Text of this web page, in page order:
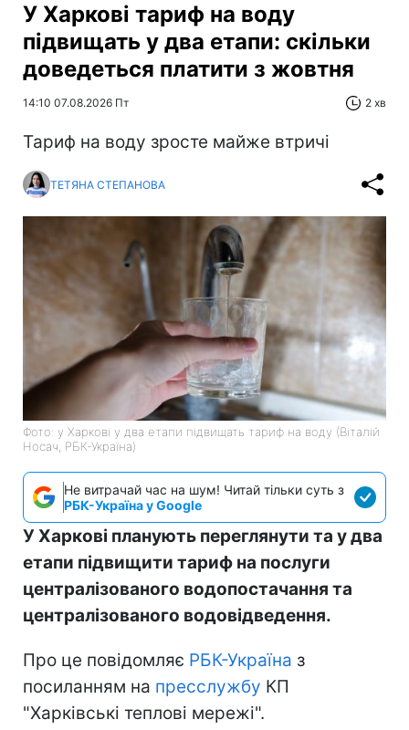
У Харкові тариф на воду
підвищать у два етапи: скільки
доведеться платити з жовтня
14:10 07.08.2026 Пт 2 хв
Тариф на воду зросте майже втричі
ТЕТЯНА СТЕПАНОВА
Фото: у Харкові у два етапи підвищать тариф на воду (Віталій
Носач, РБК-Україна)
Не витрачай час на шум! Читай тільки суть з
РБК-Україна у Google
У Харкові планують переглянути та у два
етапи підвищити тариф на послуги
централізованого водопостачання та
централізованого водовідведення.
Про це повідомляє РБК-Україна з
посиланням на пресслужбу КП
"Харківські теплові мережі".